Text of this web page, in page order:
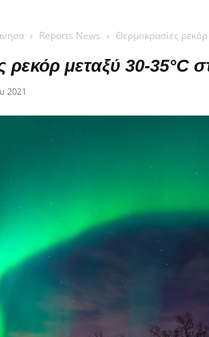
Reports News Θερμοκρασίες
ρεκόρ μεταξύ 30-35°C
2021